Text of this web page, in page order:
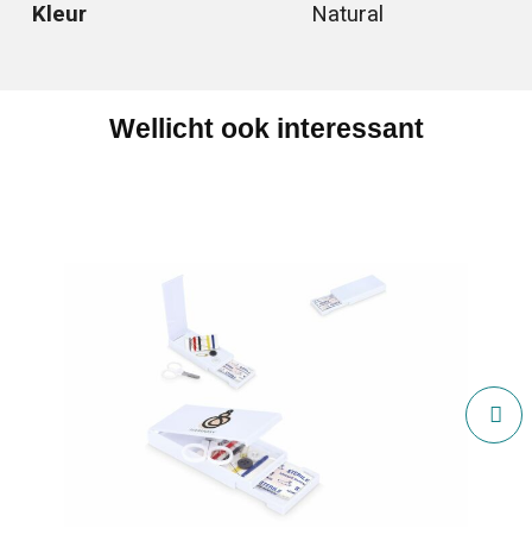
Kleur Natural
Wellicht ook interessant